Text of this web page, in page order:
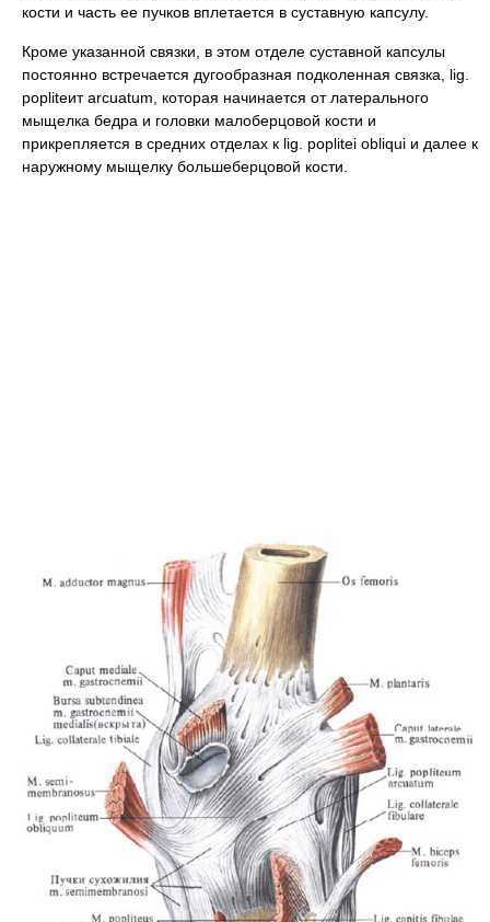
кости и часть ее пучков вплетается в суставную капсулу.
Кроме указанной связки, в этом отделе суставной капсулы
постоянно встречается дугообразная подколенная связка, lig.
рорlitеит arcuatum, которая начинается от латерального
мыщелка бедра и головки малоберцовой кости и
прикрепляется в средних отделах к lig. poplitei obliqui и далее к
наружному мыщелку большеберцовой кости.